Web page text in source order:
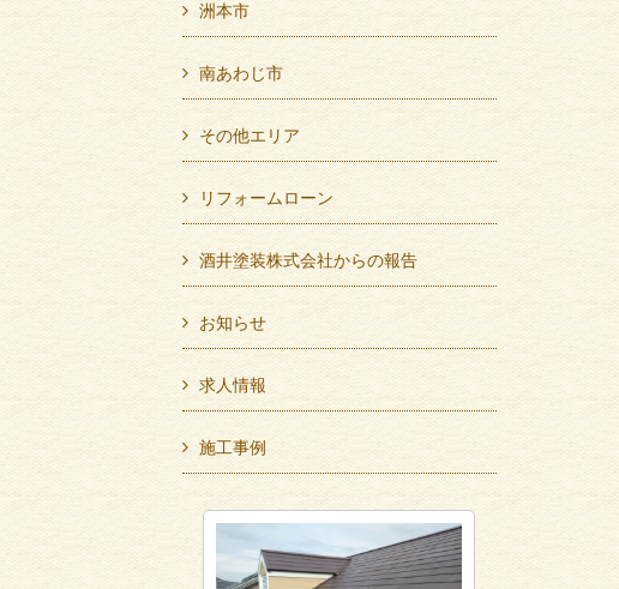
洲本市
南あわじ市
その他エリア
リフォームローン
酒井塗装株式会社からの報告
お知らせ
求人情報
施工事例